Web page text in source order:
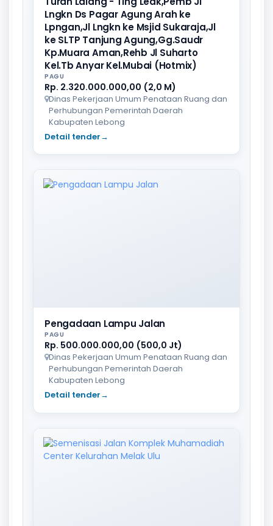
Lngkn Ds Pagar Agung Arah ke
Lpngan,Jl Lngkn ke Msjid Sukaraja,Jl
ke SLTP Tanjung Agung,Gg.Saudr
Kp.Muara Aman,Rehb Jl Suharto
Kel.Tb Anyar Kel.Mubai (Hotmix)
PAGU
Rp. 2.320.000.000,00 (2,0 M)
Dinas Pekerjaan Umum Penataan Ruang dan
Perhubungan Pemerintah Daerah
Kabupaten Lebong
Detail tender→
Pengadaan Lampu Jalan
PAGU
Rp. 500.000.000,00 (500,0 Jt)
Dinas Pekerjaan Umum Penataan Ruang dan
Perhubungan Pemerintah Daerah
Kabupaten Lebong
Detail tender→